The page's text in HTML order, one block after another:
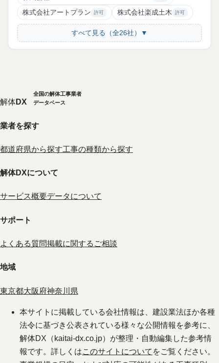
株式会社アートプラン 許可 株式会社楽成土木 許可
すべて見る（全26社）▼
解体DX
全国の解体工事業者
データベース
業者を探す
都道府県から探す工事の種類から探す
解体DXについて
サービス概要データについて
サポート
よくある質問掲載に関するご相談
地域
東京都大阪府神奈川県
本サイトに掲載している会社情報は、建設業法ほか各種
法令に基づき公表されている様々な公開情報を参考に、
解体DX（kaitai-dx.co.jp）が整理・自動編集した参考情
報です。詳しくはこのサイトについて をご覧ください。